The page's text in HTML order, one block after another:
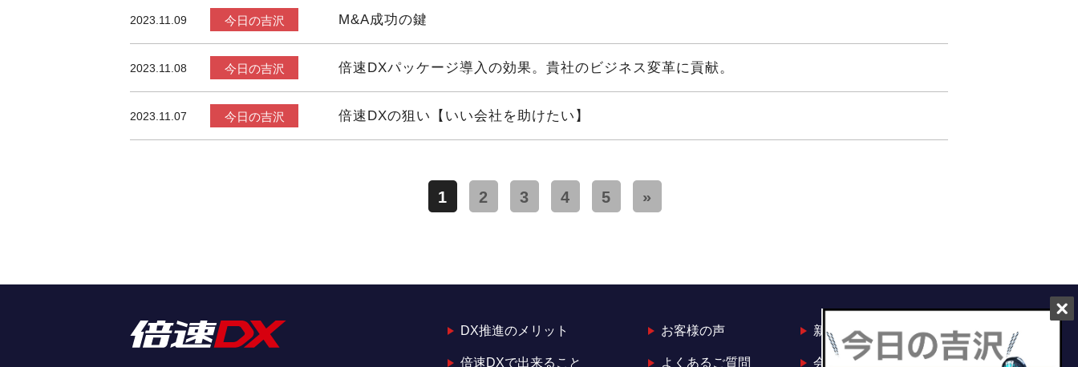
2023.11.09 今日の吉沢 M&A成功の鍵
2023.11.08 今日の吉沢 倍速DXパッケージ導入の効果。貴社のビジネス変革に貢献。
2023.11.07 今日の吉沢 倍速DXの狙い【いい会社を助けたい】
1 2 3 4 5 »
DX推進のメリット
倍速DXで出来ること
お客様の声
よくあるご質問
新着情報
会社概要